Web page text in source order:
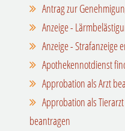
Antrag zur
Anzeige -
Anzeige - Strafanzeige
Apothekennotdienst
Approbation als Arzt
Approbation als
beantragen